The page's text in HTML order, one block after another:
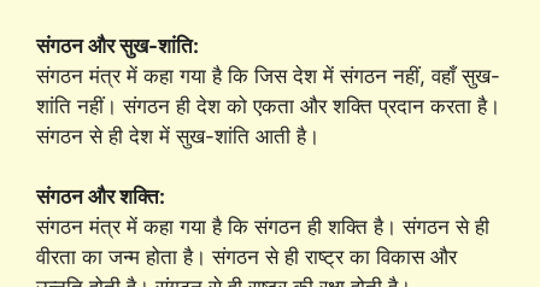
संगठन और सुख-शांति:
संगठन मंत्र में कहा गया है कि जिस देश में संगठन नहीं, वहाँ सुख-
शांति नहीं। संगठन ही देश को एकता और शक्ति प्रदान करता है।
संगठन से ही देश में सुख-शांति आती है।
संगठन और शक्ति:
संगठन मंत्र में कहा गया है कि संगठन ही शक्ति है। संगठन से ही
वीरता का जन्म होता है। संगठन से ही राष्ट्र का विकास और